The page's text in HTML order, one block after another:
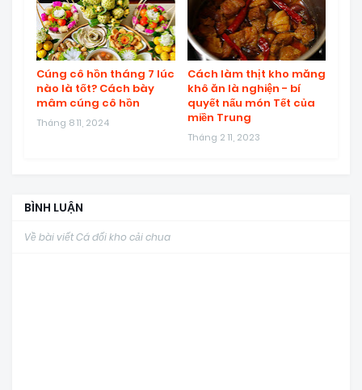
Cúng cô hồn tháng 7 lúc
nào là tốt? Cách bày
mâm cúng cô hồn
Tháng 8 11, 2024
Cách làm thịt kho măng
khô ăn là nghiện - bí
quyết nấu món Tết của
miền Trung
Tháng 2 11, 2023
BÌNH LUẬN
Về bài viết Cá đối kho cải chua